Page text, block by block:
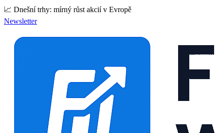
📈 Dnešní trhy: mírný růst akcií v Evropě
Newsletter